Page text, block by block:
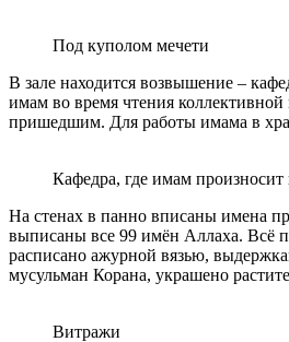
Под куполом мечети
В зале находится возвышение –
имам во время чтения
пришедшим. Для работы имама в
Кафедра, где имам произносит
На стенах в панно вписаны имена
выписаны все 99 имён Аллаха. Всё
расписано ажурной вязью,
мусульман Корана, украшено
Витражи